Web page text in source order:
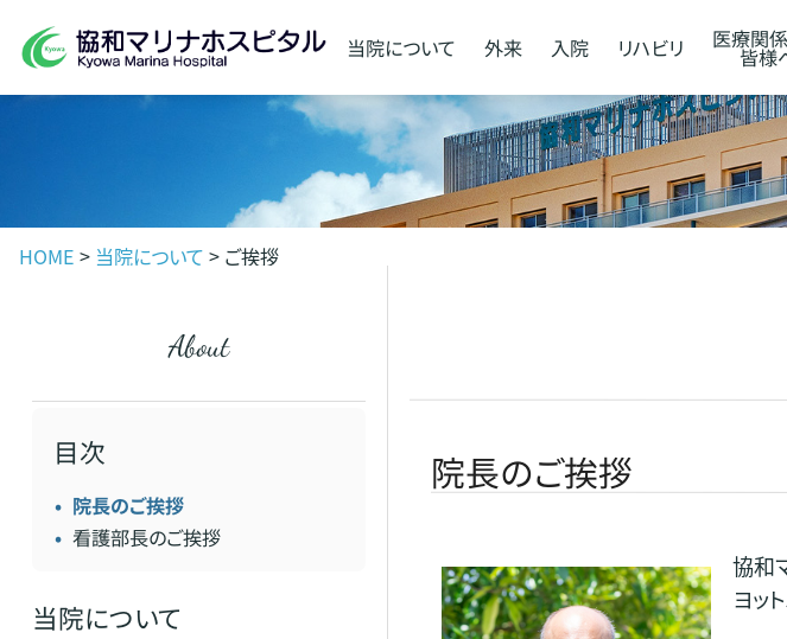
当院について 外来 入院 リハビリ 医療関
皆様
HOME > 当院について > ご挨拶
院長のご挨拶
協和
ヨッ
about
目次
院長のご挨拶
看護部長のご挨拶
当院について